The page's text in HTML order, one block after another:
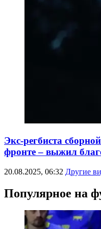
Экс-регбиста
фронте – выжил
20.08.2025, 06:32 Другие
Популярное на